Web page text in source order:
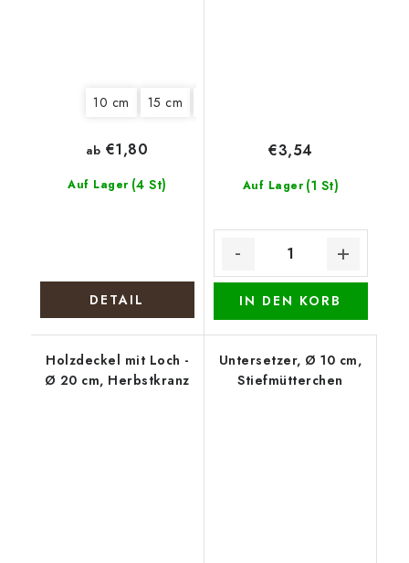
10 cm 15 cm
Auf Lager (4 St)
ab €1,80
DETAIL
Auf Lager (1 St)
€3,54
IN DEN KORB
Holzdeckel mit Loch -
Ø 20 cm, Herbstkranz
Untersetzer, Ø 10 cm,
Stiefmütterchen